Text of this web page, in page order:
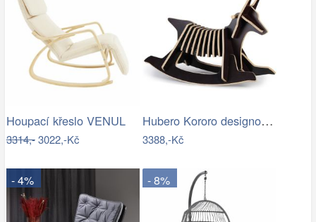
Houpací křeslo VENUL
3314,-3022,-Kč
Hubero Kororo designové houpací psi…
3388,-Kč
- 4% - 8%